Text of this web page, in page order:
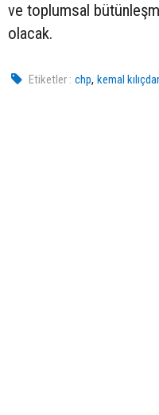
ve toplumsal
olacak.
Etiketler : chp,kemal